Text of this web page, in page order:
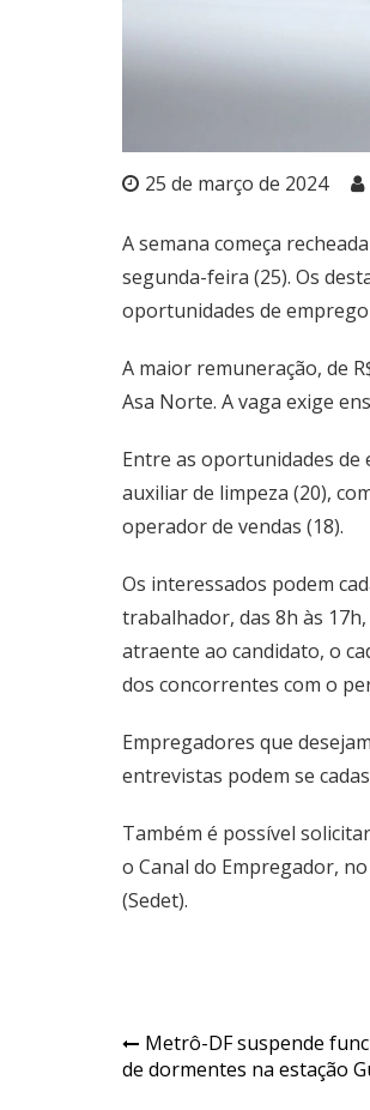
25 de março de 2024
A semana começa
segunda-feira (25). Os
oportunidades de emprego
A maior remuneração, de
Asa Norte. A vaga exige
Entre as oportunidades de
auxiliar de limpeza (20),
operador de vendas (18).
Os interessados podem
trabalhador, das 8h às
atraente ao candidato, o
dos concorrentes com o
Empregadores que
entrevistas podem se
Também é possível
o Canal do Empregador,
(Sedet).
Navegação
de
Metrô-DF suspende
de dormentes na estação